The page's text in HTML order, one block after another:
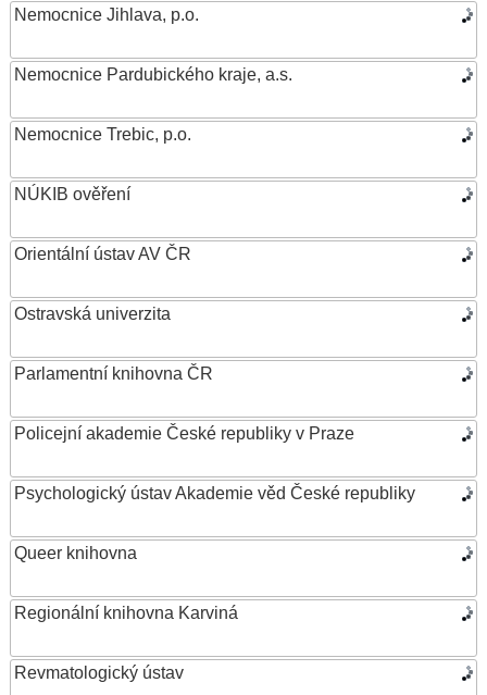
Nemocnice Jihlava, p.o.
Nemocnice Pardubického kraje, a.s.
Nemocnice Trebic, p.o.
NÚKIB ověření
Orientální ústav AV ČR
Ostravská univerzita
Parlamentní knihovna ČR
Policejní akademie České republiky v Praze
Psychologický ústav Akademie věd České republiky
Queer knihovna
Regionální knihovna Karviná
Revmatologický ústav